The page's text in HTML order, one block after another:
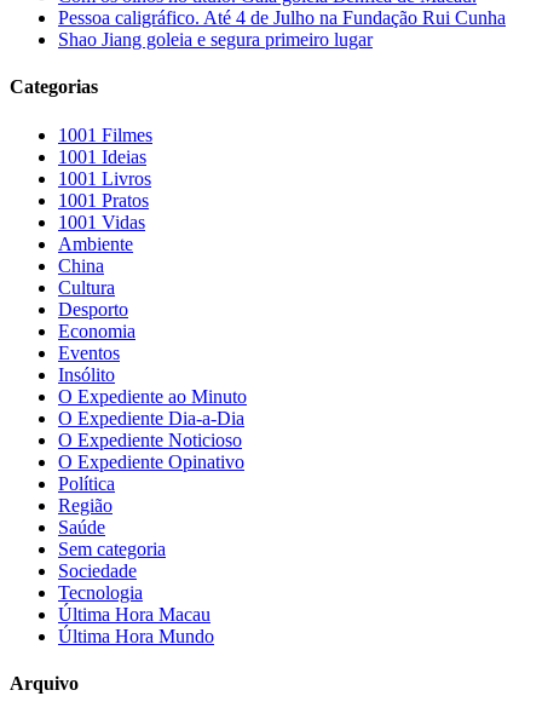
Pessoa caligráfico. Até 4 de Julho na Fundação Rui Cunha
Shao Jiang goleia e segura primeiro lugar
Categorias
1001 Filmes
1001 Ideias
1001 Livros
1001 Pratos
1001 Vidas
Ambiente
China
Cultura
Desporto
Economia
Eventos
Insólito
O Expediente ao Minuto
O Expediente Dia-a-Dia
O Expediente Noticioso
O Expediente Opinativo
Política
Região
Saúde
Sem categoria
Sociedade
Tecnologia
Última Hora Macau
Última Hora Mundo
Arquivo